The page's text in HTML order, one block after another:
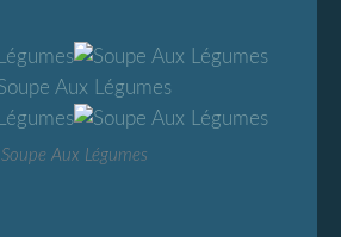
Soupe Aux Légumes